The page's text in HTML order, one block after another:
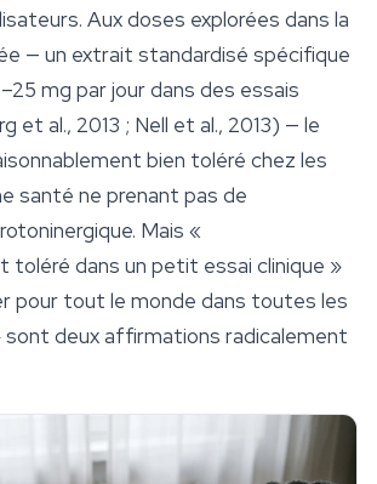
Aux doses explorées dans la
— un extrait standardisé spécifique
mg par jour dans des essais
et al., 2013 ; Nell et al., 2013) — le
bien toléré chez les
santé ne prenant pas de
Mais «
toléré dans un petit essai clinique »
pour tout le monde dans toutes les
sont deux affirmations radicalement